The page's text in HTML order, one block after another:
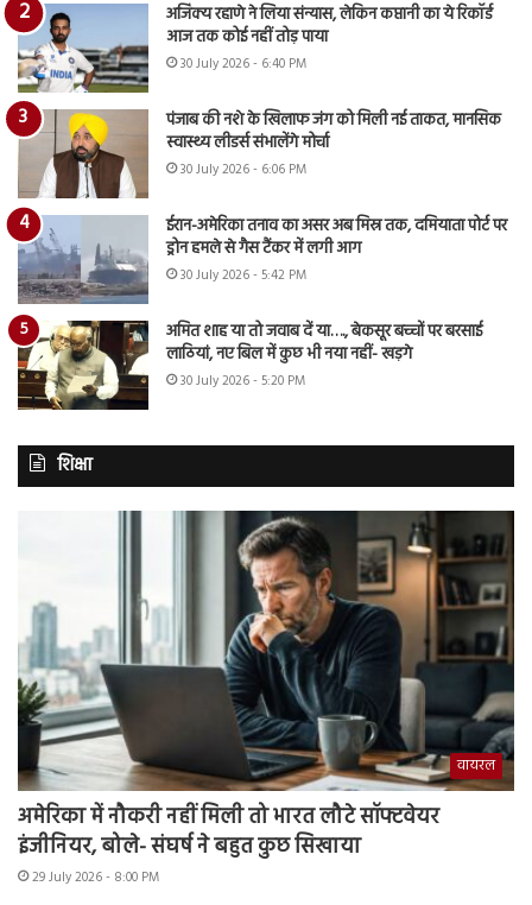
अजिंक्य रहाणे ने लिया संन्यास, लेकिन कप्तानी का ये रिकॉर्ड
आज तक कोई नहीं तोड़ पाया
30 July 2026 - 6:40 PM
पंजाब की नशे के खिलाफ जंग को मिली नई ताकत, मानसिक
स्वास्थ्य लीडर्स संभालेंगे मोर्चा
30 July 2026 - 6:06 PM
ईरान-अमेरिका तनाव का असर अब मिस्र तक, दमियाता पोर्ट पर
ड्रोन हमले से गैस टैंकर में लगी आग
30 July 2026 - 5:42 PM
अमित शाह या तो जवाब दें या…., बेकसूर बच्चों पर बरसाई
लाठियां, नए बिल में कुछ भी नया नहीं- खड़गे
30 July 2026 - 5:20 PM
शिक्षा
वायरल
अमेरिका में नौकरी नहीं मिली तो भारत लौटे सॉफ्टवेयर
इंजीनियर, बोले- संघर्ष ने बहुत कुछ सिखाया
29 July 2026 - 8:00 PM